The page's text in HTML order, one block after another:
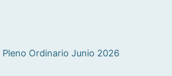
Pleno Ordinario Junio 2026